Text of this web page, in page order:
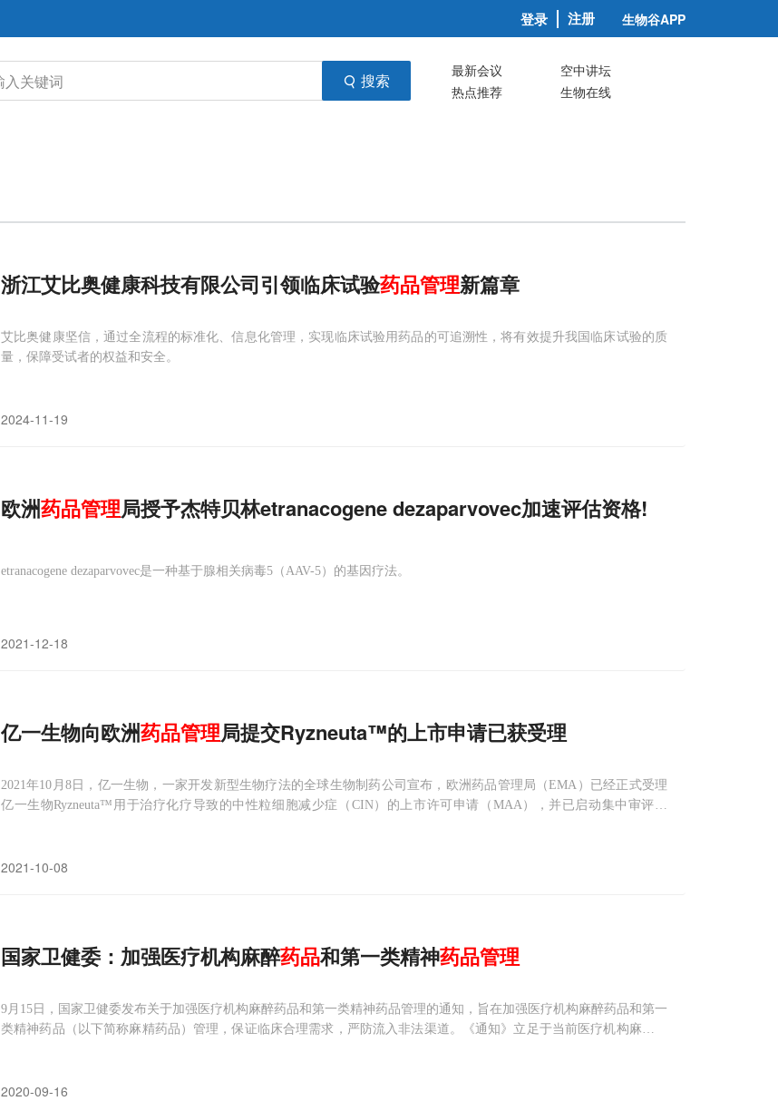
登录 注册 生物谷APP
搜索 最新会议
空中讲坛
热点推荐
生物在线
浙江艾比奥健康科技有限公司引领临床试验药品管理新篇章
艾比奥健康坚信，通过全流程的标准化、信息化管理，实现临床试验用药品的可追溯性，将有效提升我国临床试验的质
量，保障受试者的权益和安全。
2024-11-19
欧洲药品管理局授予杰特贝林etranacogene dezaparvovec加速评估资格!
etranacogene dezaparvovec是一种基于腺相关病毒5（AAV-5）的基因疗法。
2021-12-18
亿一生物向欧洲药品管理局提交Ryzneuta™的上市申请已获受理
2021年10月8日，亿一生物，一家开发新型生物疗法的全球生物制药公司宣布，欧洲药品管理局（EMA）已经正式受理
亿一生物Ryzneuta™用于治疗化疗导致的中性粒细胞减少症（CIN）的上市许可申请（MAA），并已启动集中审评程
2021-10-08
国家卫健委：加强医疗机构麻醉药品和第一类精神药品管理
9月15日，国家卫健委发布关于加强医疗机构麻醉药品和第一类精神药品管理的通知，旨在加强医疗机构麻醉药品和第一
类精神药品（以下简称麻精药品）管理，保证临床合理需求，严防流入非法渠道。《通知》立足于当前医疗机构麻精药
2020-09-16